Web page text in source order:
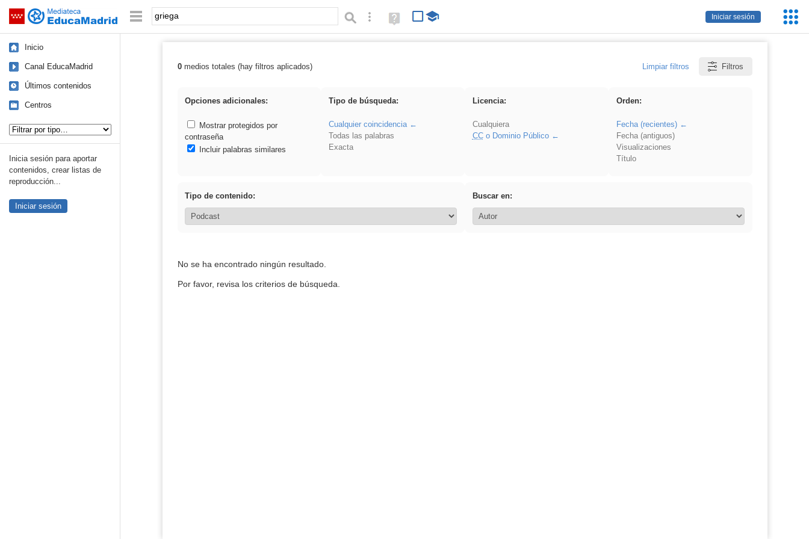
Saltar navegación
Iniciar sesión
Palabra o frase: Búsqueda avanzada
Ayuda
(en
Inicio
Canal EducaMadrid
Últimos contenidos
Centros
Inicia sesión para aportar
contenidos, crear listas de
reproducción...
Iniciar sesión
Resultados de: griega
0medios totales (hay filtros aplicados) Limpiar filtros Filtros
Opciones adicionales:
Mostrar protegidos por
contraseña
Incluir palabras similares
Tipo de búsqueda:
Cualquier coincidencia
Todas las palabras
Exacta
Licencia:
Cualquiera
CCo Dominio Público
Orden:
Fecha (recientes)
Fecha (antiguos)
Visualizaciones
Título
Tipo de contenido: Buscar en:
No se ha encontrado ningún resultado.
Por favor, revisa los criterios de búsqueda.